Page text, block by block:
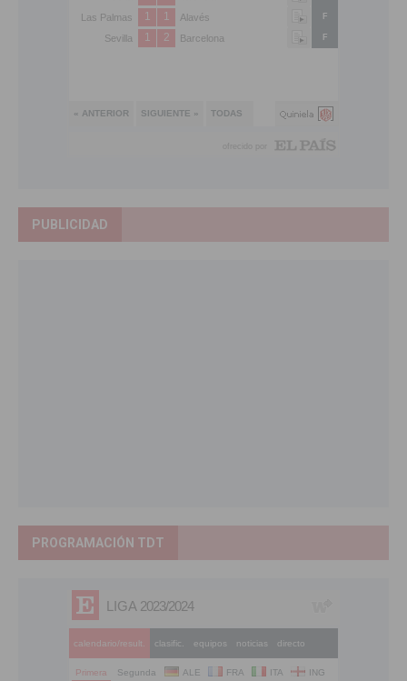
PUBLICIDAD
PROGRAMACIÓN TDT